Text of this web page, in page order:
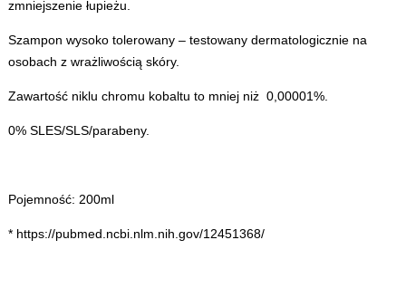
zmniejszenie łupieżu.
Szampon wysoko tolerowany – testowany dermatologicznie na
osobach z wrażliwością skóry.
Zawartość niklu chromu kobaltu to mniej niż 0,00001%.
0% SLES/SLS/parabeny.
Pojemność: 200ml
* https://pubmed.ncbi.nlm.nih.gov/12451368/